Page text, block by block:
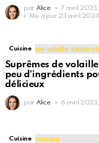
par Alice
7 avril
Mis à jour 23 avril 2024,
Cuisine
Suprêmes de
peu d’ingrédients
délicieux
par Alice 6 avril 2023,
Cuisine